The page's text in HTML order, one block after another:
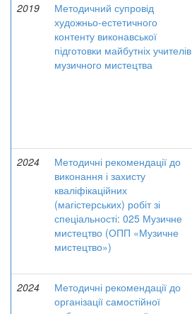
2019
Методичний супровід
художньо-естетичного
контенту виконавської
підготовки майбутніх учителів
музичного мистецтва
2024
Методичні рекомендації до
виконання і захисту
кваліфікаційних
(магістерських) робіт зі
спеціальності: 025 Музичне
мистецтво (ОПП «Музичне
мистецтво»)
2024
Методичні рекомендації до
організації самостійної